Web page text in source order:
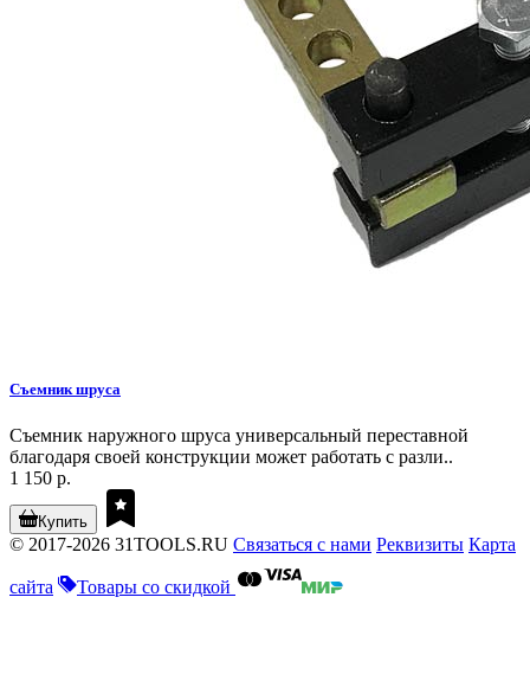
Съемник шруса
Съемник наружного шруса универсальный переставной
благодаря своей конструкции может работать с разли..
1 150 р.
Купить
© 2017-2026 31TOOLS.RU Связаться с нами Реквизиты Карта
сайта Товары со скидкой